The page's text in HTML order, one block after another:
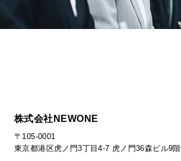
株式会社NEWONE
〒105-0001
東京都港区虎ノ門3丁目4-7 虎ノ門36森ビル9階